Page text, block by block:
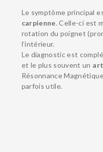
Le symptôme principal
carpienne. Celle-ci est
rotation du poignet
l’intérieur.
Le diagnostic est
et le plus souvent un
Résonnance
parfois utile.